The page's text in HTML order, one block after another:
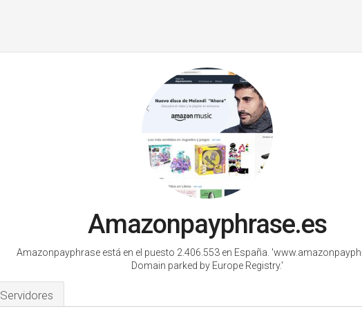
Amazonpayphrase.es
Amazonpayphrase está en el puesto 2.406.553 en España.
Domain parked by Europe Registry.'
Servidores